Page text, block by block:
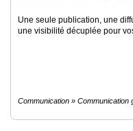
Une seule publication, une
une visibilité décuplée pour
Communication » Communication